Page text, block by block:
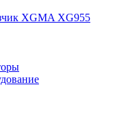
XGMA XG955